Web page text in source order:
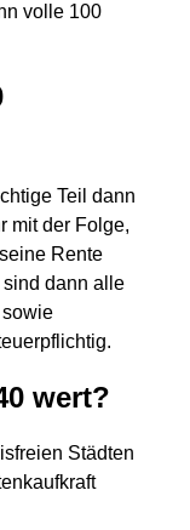
volle 100
Teil dann
mit der Folge,
Rente
dann alle
wert?
Städten